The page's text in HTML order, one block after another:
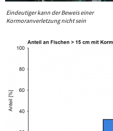
Eindeutiger kann der Beweis einer
Kormoranverletzung nicht sein